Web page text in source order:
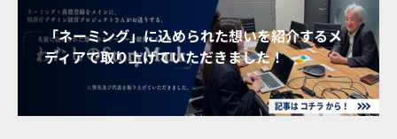
「ネーミング」に込められた想いを紹介するメ
ディアで取り上げていただきました！